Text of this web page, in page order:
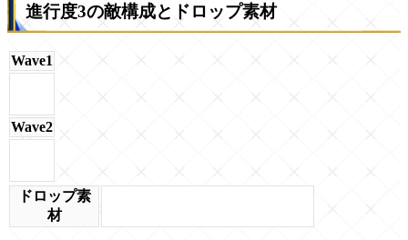
進行度3の敵構成とドロップ素材
Wave1
Wave2
ドロップ素
材